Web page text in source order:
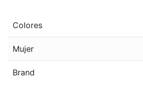
Colores
Mujer
Brand